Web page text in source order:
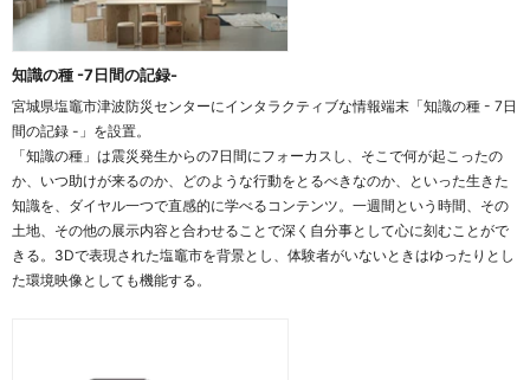
知識の種 -7日間の記録-
宮城県塩竈市津波防災センターにインタラクティブな情報端末「知識の種 - 7日
間の記録 -」を設置。
「知識の種」は震災発生からの7日間にフォーカスし、そこで何が起こったの
か、いつ助けが来るのか、どのような行動をとるべきなのか、といった生きた
知識を、ダイヤル一つで直感的に学べるコンテンツ。一週間という時間、その
土地、その他の展示内容と合わせることで深く自分事として心に刻むことがで
きる。3Dで表現された塩竈市を背景とし、体験者がいないときはゆったりとし
た環境映像としても機能する。